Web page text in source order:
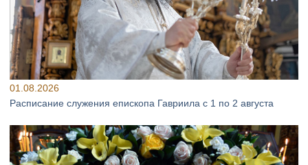
01.08.2026
Расписание служения епископа Гавриила с 1 по 2 августа